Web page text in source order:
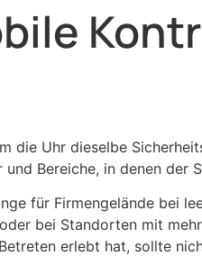
die Uhr dieselbe
Bereiche, in denen der
für Firmengelände bei
bei Standorten mit
erlebt hat, sollte